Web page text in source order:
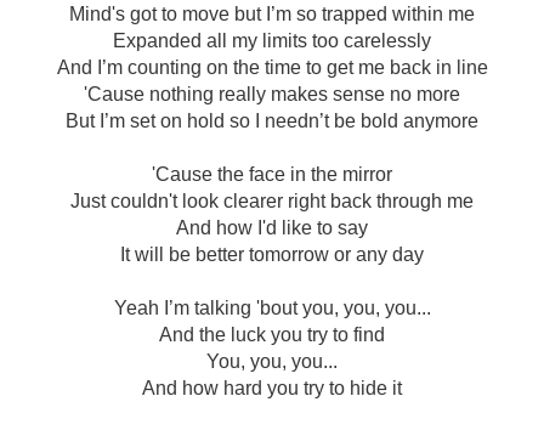
Mind's got to move but I’m so trapped within me
Expanded all my limits too carelessly
And I’m counting on the time to get me back in line
'Cause nothing really makes sense no more
But I’m set on hold so I needn’t be bold anymore
'Cause the face in the mirror
Just couldn't look clearer right back through me
And how I'd like to say
It will be better tomorrow or any day
Yeah I’m talking 'bout you, you, you...
And the luck you try to find
You, you, you...
And how hard you try to hide it